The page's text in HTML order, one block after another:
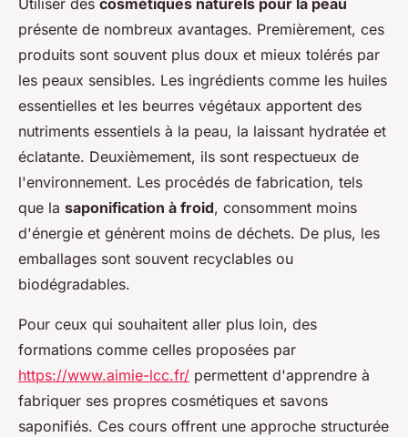
Utiliser des cosmétiques naturels pour la peau
présente de nombreux avantages. Premièrement, ces
produits sont souvent plus doux et mieux tolérés par
les peaux sensibles. Les ingrédients comme les huiles
essentielles et les beurres végétaux apportent des
nutriments essentiels à la peau, la laissant hydratée et
éclatante. Deuxièmement, ils sont respectueux de
l'environnement. Les procédés de fabrication, tels
que la saponification à froid, consomment moins
d'énergie et génèrent moins de déchets. De plus, les
emballages sont souvent recyclables ou
biodégradables.
Pour ceux qui souhaitent aller plus loin, des
formations comme celles proposées par
https://www.aimie-lcc.fr/ permettent d'apprendre à
fabriquer ses propres cosmétiques et savons
saponifiés. Ces cours offrent une approche structurée